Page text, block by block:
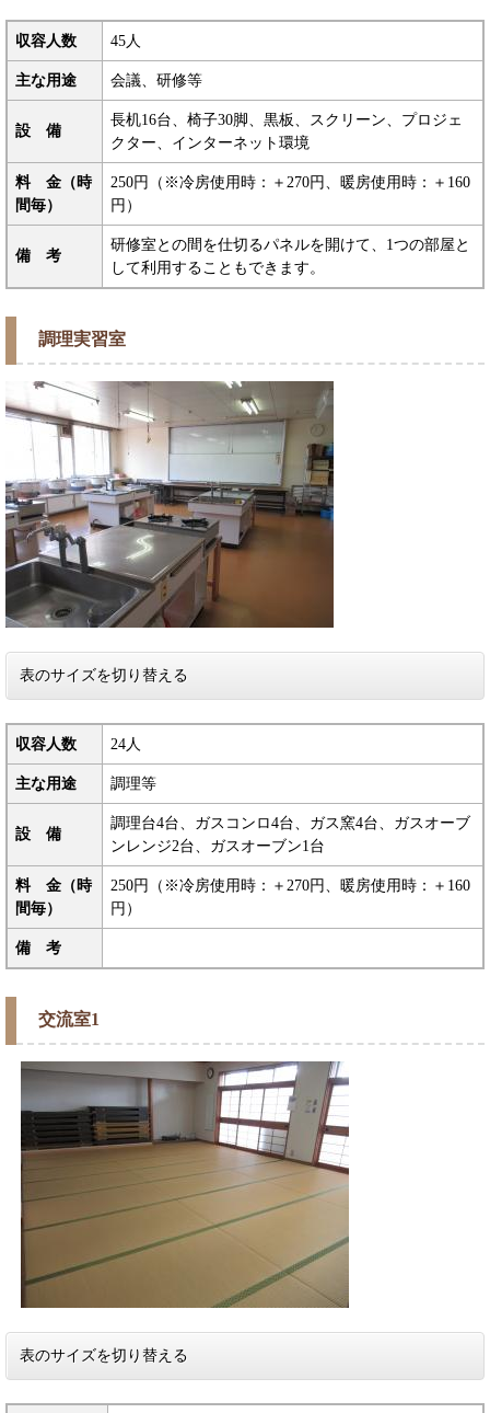
収容人数 45人
主な用途 会議、研修等
設 備
長机16台、椅子30脚、黒板、スクリーン、プロジェ
クター、インターネット環境
料 金（時
間毎）
250円（※冷房使用時：＋270円、暖房使用時：＋160
円）
備 考
研修室との間を仕切るパネルを開けて、1つの部屋と
して利用することもできます。
調理実習室
表のサイズを切り替える
収容人数 24人
主な用途 調理等
設 備
調理台4台、ガスコンロ4台、ガス窯4台、ガスオーブ
ンレンジ2台、ガスオーブン1台
料 金（時
間毎）
250円（※冷房使用時：＋270円、暖房使用時：＋160
円）
備 考
交流室1
表のサイズを切り替える